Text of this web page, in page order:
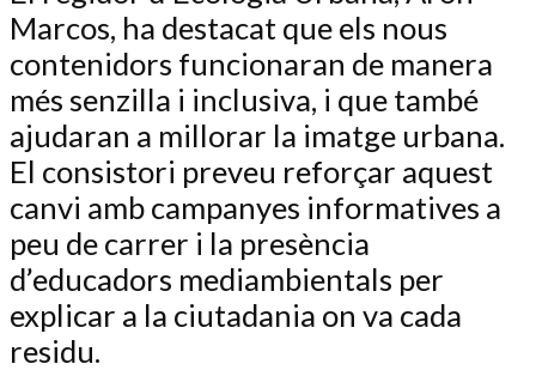
Marcos, ha destacat que els nous
contenidors funcionaran de manera
més senzilla i inclusiva, i que també
ajudaran a millorar la imatge urbana.
El consistori preveu reforçar aquest
canvi amb campanyes informatives a
peu de carrer i la presència
d’educadors mediambientals per
explicar a la ciutadania on va cada
residu.